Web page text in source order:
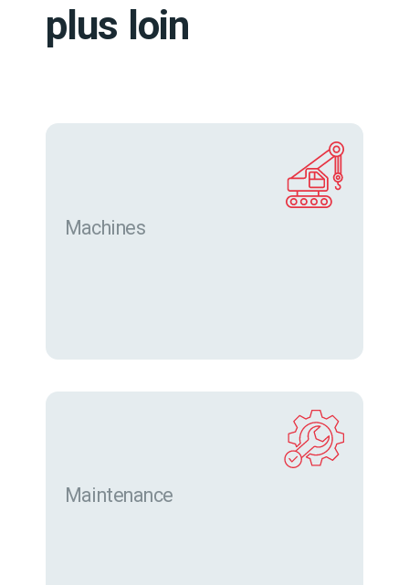
plus loin
Machines
Maintenance